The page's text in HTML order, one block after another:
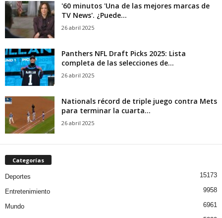
'60 minutos 'Una de las mejores marcas de
TV News'. ¿Puede...
26 abril 2025
Panthers NFL Draft Picks 2025: Lista
completa de las selecciones de...
26 abril 2025
Nationals récord de triple juego contra Mets
para terminar la cuarta...
26 abril 2025
Categorías
Deportes 15173
Entretenimiento 9958
Mundo 6961